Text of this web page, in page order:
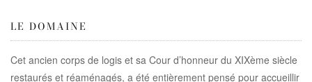
LE DOMAINE
Cet ancien corps de logis et sa Cour d’honneur du XIXème siècle
restaurés et réaménagés, a été entièrement pensé pour accueillir